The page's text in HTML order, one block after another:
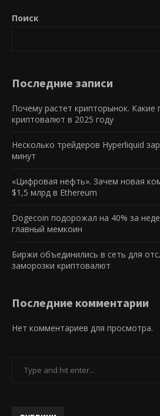
Поиск
Последние записи
Почему растет крипторынок. Какие
криптовалют в 2025 году
Несколько трейдеров Hyperliquid
минут
«Цифровая нефть». Зачем новая
$1,5 млрд в Ethereum
Dogecoin подорожал на 40% за
главный мемкоин
Биржи объединились в сеть для
заморозки криптовалют
Последние комментарии
Нет комментариев для просмотра.